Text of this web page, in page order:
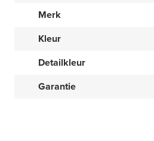
Merk
Kleur
Detailkleur
Garantie